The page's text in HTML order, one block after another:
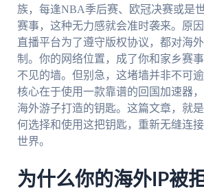
族，每逢NBA季后赛、欧冠决赛或是
赛事，这种无力感就会准时袭来。原
直播平台为了遵守版权协议，都对海
制。你的网络位置，成了你和家乡赛
不见的墙。但别急，这堵墙并非不可逾
核心在于使用一款靠谱的回国加速器
海外游子打造的钥匙。这篇文章，就
何选择和使用这把钥匙，重新无缝连
世界。
为什么你的海外IP被